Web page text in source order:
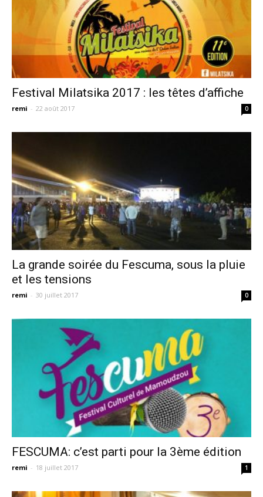
Festival Milatsika 2017 : les têtes d’affiche
remi - 22 août 2017 0
La grande soirée du Fescuma, sous la pluie
et les tensions
remi - 30 juillet 2017 0
FESCUMA: c’est parti pour la 3ème édition
remi - 18 juillet 2017 1